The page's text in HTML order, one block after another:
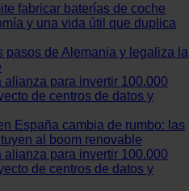
fabricar baterías de coche
y una vida útil que duplica
pasos de Alemania y legaliza la
alianza para invertir 100.000
de centros de datos y
España cambia de rumbo: las
al boom renovable
alianza para invertir 100.000
de centros de datos y